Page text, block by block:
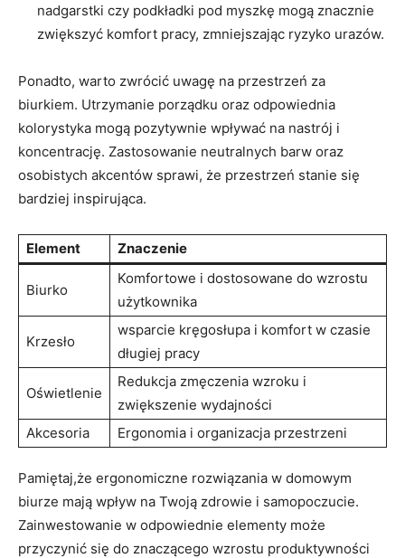
‍nadgarstki czy podkładki pod myszkę mogą znacznie ​
zwiększyć‌ komfort⁤ pracy, zmniejszając ryzyko urazów.
Ponadto,⁢ warto zwrócić uwagę‍ na przestrzeń za
biurkiem. Utrzymanie porządku oraz odpowiednia
kolorystyka mogą‍ pozytywnie​ wpływać ⁢na nastrój i
⁢koncentrację. ​Zastosowanie neutralnych barw​ oraz
osobistych ​akcentów sprawi,‌ że przestrzeń stanie się
bardziej inspirująca.
Element Znaczenie
Biurko
Komfortowe i dostosowane do wzrostu
użytkownika
Krzesło
wsparcie kręgosłupa‌ i ⁤komfort w‍ czasie
długiej pracy
Oświetlenie
Redukcja zmęczenia⁣ wzroku i
zwiększenie wydajności
Akcesoria
Ergonomia⁣ i organizacja przestrzeni
Pamiętaj,że ergonomiczne rozwiązania w domowym
biurze mają wpływ na Twoją ‌zdrowie​ i samopoczucie.
Zainwestowanie w odpowiednie elementy może
przyczynić‍ się⁢ do⁤ znaczącego wzrostu​ produktywności